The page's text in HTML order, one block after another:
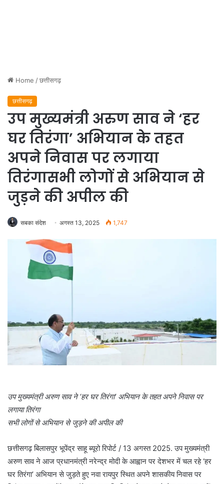
Home /छत्तीसगढ़
छत्तीसगढ़
उप मुख्यमंत्री अरुण साव ने ‘हर
घर तिरंगा’ अभियान के तहत
अपने निवास पर लगाया
तिरंगासभी लोगों से अभियान से
जुड़ने की अपील की
सबका संदेश अगस्त 13, 2025 1,747
उप मुख्यमंत्री अरुण साव ने ‘हर घर तिरंगा’ अभियान के तहत अपने निवास पर
लगाया तिरंगा
सभी लोगों से अभियान से जुड़ने की अपील की
छत्तीसगढ़ बिलासपुर भूपेंद्र साहू ब्यूरो रिपोर्ट / 13 अगस्त 2025. उप मुख्यमंत्री
अरुण साव ने आज प्रधानमंत्री नरेन्द्र मोदी के आह्वान पर देशभर में चल रहे ‘हर
घर तिरंगा’ अभियान से जुड़ते हुए नवा रायपुर स्थित अपने शासकीय निवास पर